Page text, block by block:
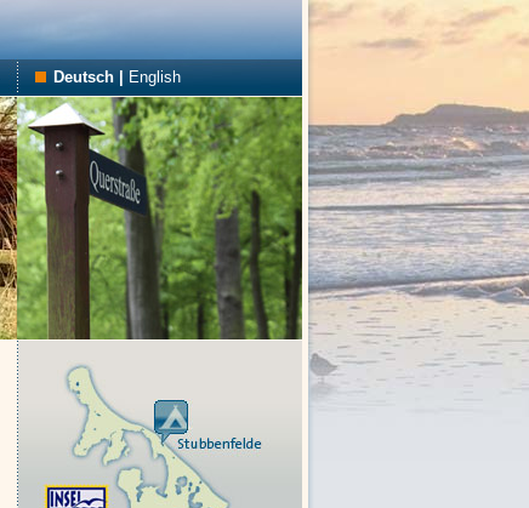
Deutsch English